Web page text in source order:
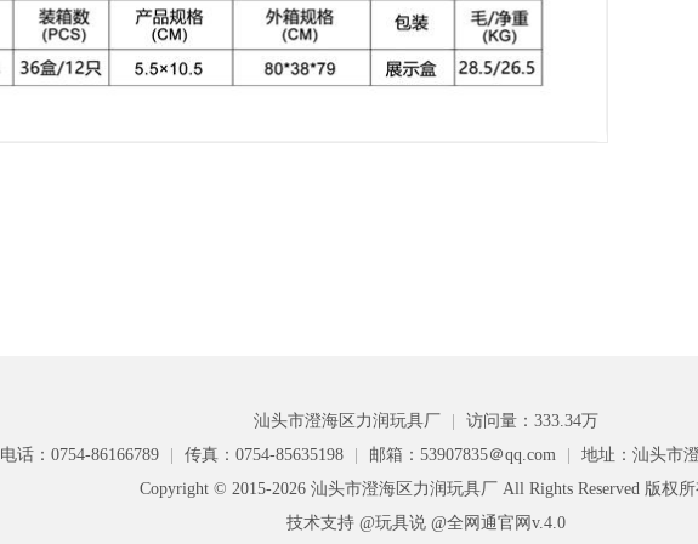
汕头市澄海区力润玩具厂
访问量：333.34万
电话：0754-86166789
传真：0754-85635198 邮箱：53907835＠qq.com
地址：汕头市
Copyright © 2015-2026 汕头市澄海区力润玩具厂 All Rights Reserved 版权
技术支持 @玩具说 @全网通官网v.4.0